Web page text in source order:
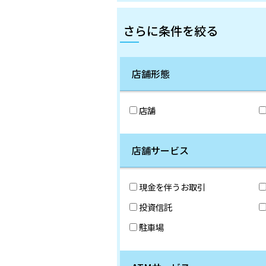
さらに条件を絞る
店舗形態
店舗
店舗サービス
現金を伴うお取引
投資信託
駐車場